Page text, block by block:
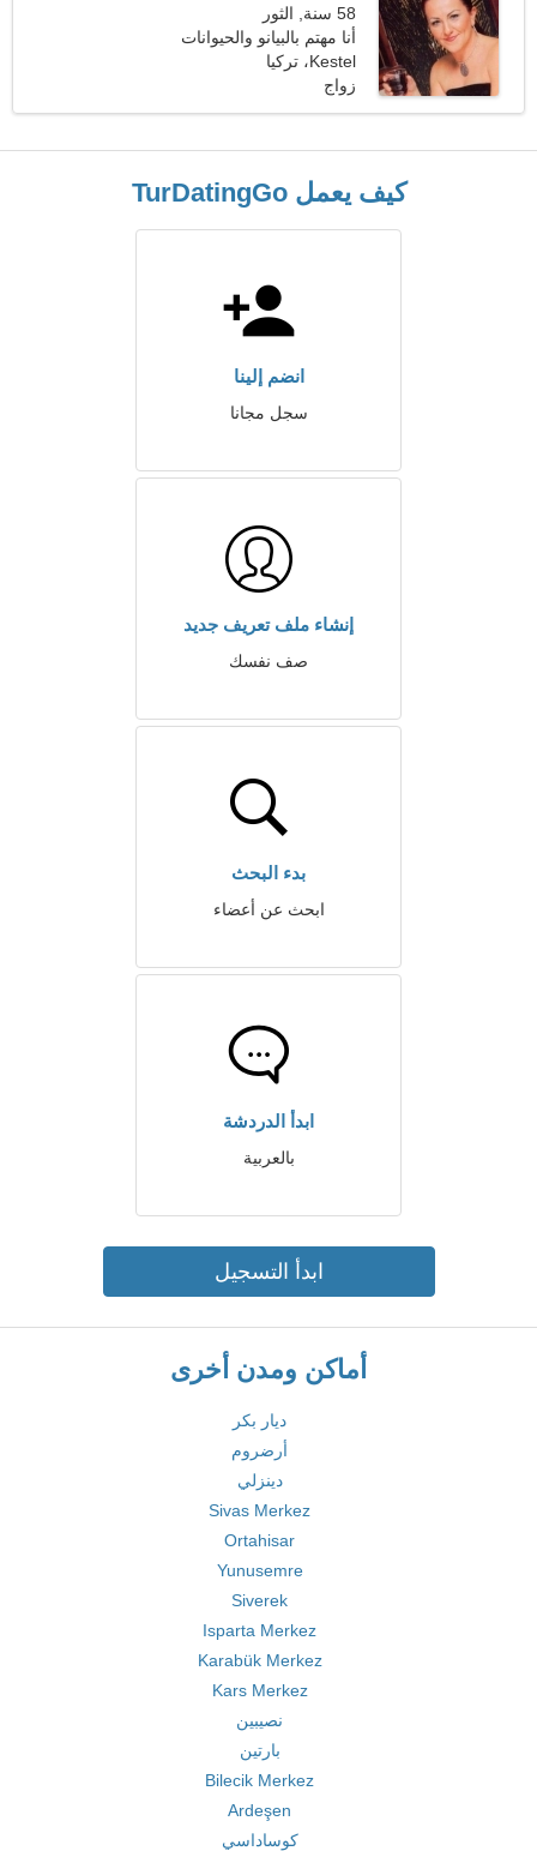
58 سنة, الثور
أنا مهتم بالبيانو والحيوانات
الأليفة
Kestel، تركيا
زواج
كيف يعمل TurDatingGo
انضم إلينا
سجل مجانا
إنشاء ملف تعريف جديد
صف نفسك
بدء البحث
ابحث عن أعضاء
ابدأ الدردشة
بالعربية
ابدأ التسجيل
أماكن ومدن أخرى
ديار بكر
أرضروم
دينزلي
Sivas Merkez
Ortahisar
Yunusemre
Siverek
Isparta Merkez
Karabük Merkez
Kars Merkez
نصيبين
بارتين
Bilecik Merkez
Ardeşen
كوساداسي